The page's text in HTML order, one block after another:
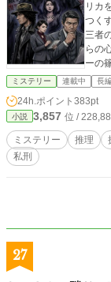
リカ
つく
三者
らの
ーの
す。
を持
進め
生ま
刑ー
奇殺
ミステリー 連載中 長
24h.ポイント 383pt
小説 3,857 位 /
ミステリー 推理
私刑
27